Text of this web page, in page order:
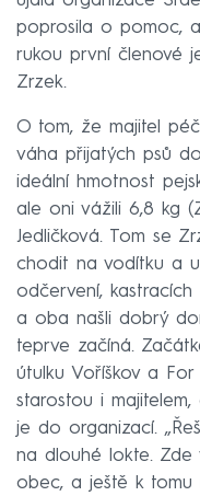
poprosila o pomoc,
rukou první členové
Zrzek.
O tom, že majitel
váha přijatých psů
ideální hmotnost
ale oni vážili 6,8 kg
Jedličková. Tom se
chodit na vodítku a
odčervení,
a oba našli dobrý
teprve začíná.
útulku Voříškov a For
starostou i
je do organizací.
na dlouhé lokte. Zde
obec, a ještě k tomu